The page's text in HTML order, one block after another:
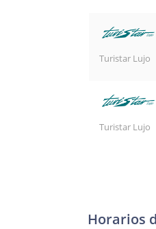
Turistar Lujo
Turistar Lujo
Horarios